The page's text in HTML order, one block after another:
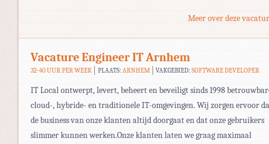
Meer over deze
Vacature Engineer IT Arnhem
32-40 UUR PER WEEK PLAATS: ARNHEM VAKGEBIED:SOFTWARE DEVELOPER
IT Local ontwerpt, levert, beheert en beveiligt sinds 1998
cloud-, hybride- en traditionele IT-omgevingen. Wij zorgen ervoor
de business van onze klanten altijd doorgaat en dat onze gebruikers
slimmer kunnen werken.Onze klanten laten we graag maximaal